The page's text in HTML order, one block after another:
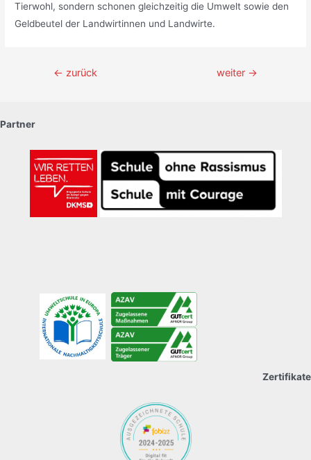
Tierwohl, sondern schonen gleichzeitig die Umwelt sowie den
Geldbeutel der Landwirtinnen und Landwirte.
Beitragsnavigation
← zurück weiter →
Partner
Zertifikate